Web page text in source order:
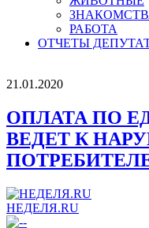
РАБОТА
ОТЧЕТЫ
21.01.2020
ОПЛАТА ПО
ВЕДЕТ К
НЕДЕЛЯ.RU